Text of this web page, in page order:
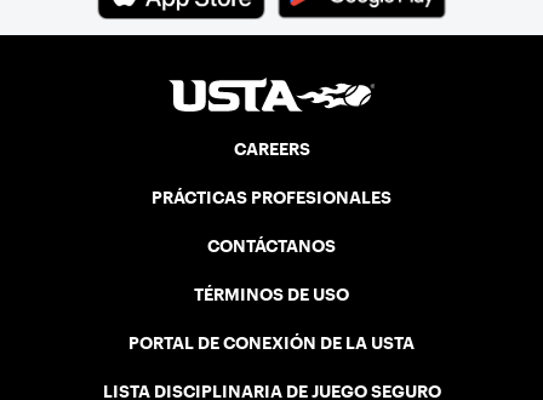
CAREERS
PRÁCTICAS PROFESIONALES
CONTÁCTANOS
TÉRMINOS DE USO
PORTAL DE CONEXIÓN DE LA USTA
LISTA DISCIPLINARIA DE JUEGO SEGURO